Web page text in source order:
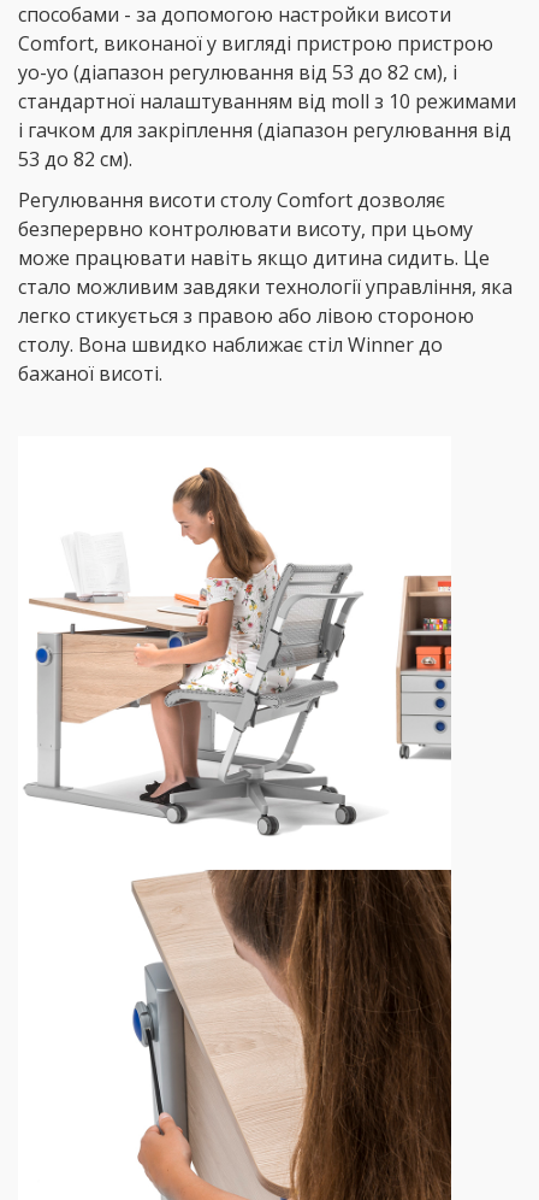
способами - за допомогою настройки висоти
Comfort, виконаної у вигляді пристрою пристрою
yo-yo (діапазон регулювання від 53 до 82 см), і
стандартної налаштуванням від moll з 10 режимами
і гачком для закріплення (діапазон регулювання від
53 до 82 см).
Регулювання висоти столу Comfort дозволяє
безперервно контролювати висоту, при цьому
може працювати навіть якщо дитина сидить. Це
стало можливим завдяки технології управління, яка
легко стикується з правою або лівою стороною
столу. Вона швидко наближає стіл Winner до
бажаної висоті.